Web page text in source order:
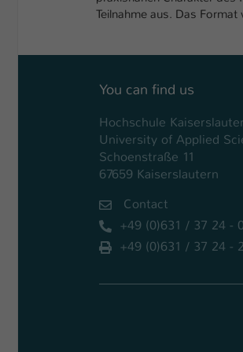
Teilnahme aus. Das
You can find us
Hochschule
University of Applied
Schoenstraße 11
67659 Kaiserslautern
Contact
+49 (0)631 / 37 24 - 0
+49 (0)631 / 37 24 -